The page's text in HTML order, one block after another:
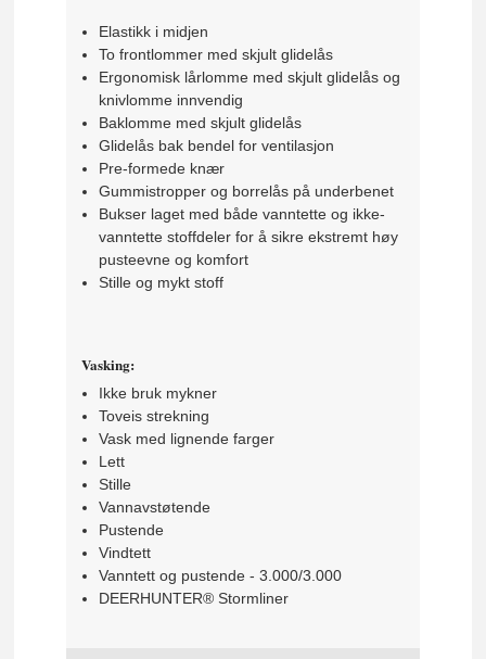
Elastikk i midjen
To frontlommer med skjult glidelås
Ergonomisk lårlomme med skjult glidelås og
knivlomme innvendig
Baklomme med skjult glidelås
Glidelås bak bendel for ventilasjon
Pre-formede knær
Gummistropper og borrelås på underbenet
Bukser laget med både vanntette og ikke-
vanntette stoffdeler for å sikre ekstremt høy
pusteevne og komfort
Stille og mykt stoff
Vasking:
Ikke bruk mykner
Toveis strekning
Vask med lignende farger
Lett
Stille
Vannavstøtende
Pustende
Vindtett
Vanntett og pustende - 3.000/3.000
DEERHUNTER® Stormliner